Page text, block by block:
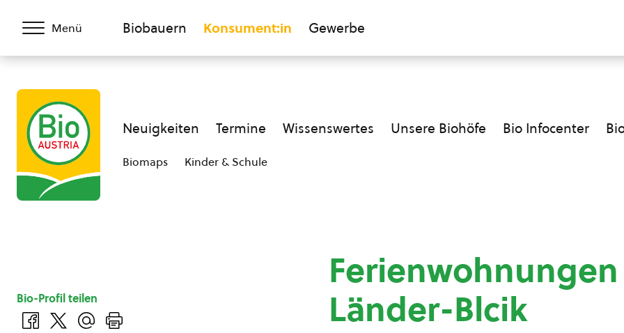
Menü Biobauern Konsument:in Gewerbe
Neuigkeiten Termine Wissenswertes Unsere Biohöfe Bio Infocenter
Biomaps Kinder & Schule
Länder-Blcik
Bio-Profil teilen